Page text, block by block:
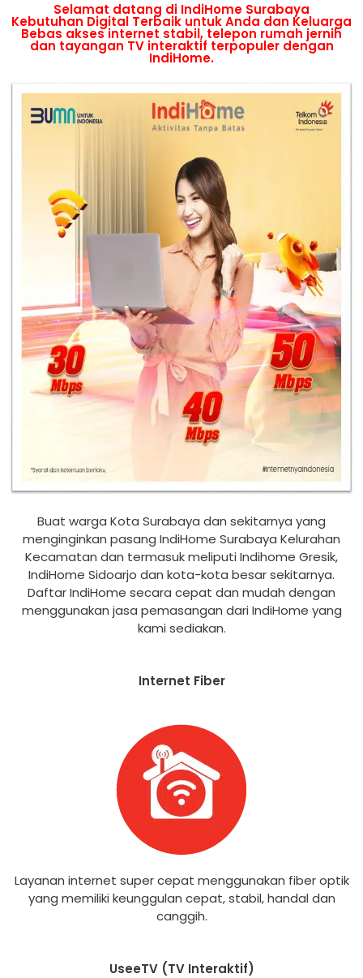
Selamat datang di IndiHome Surabaya
Kebutuhan Digital Terbaik untuk Anda dan Keluarga
Bebas akses internet stabil, telepon rumah jernih
dan tayangan TV interaktif terpopuler dengan
IndiHome.
Buat warga Kota Surabaya dan sekitarnya yang
menginginkan pasang IndiHome Surabaya Kelurahan
Kecamatan dan termasuk meliputi Indihome Gresik,
IndiHome Sidoarjo dan kota-kota besar sekitarnya.
Daftar IndiHome secara cepat dan mudah dengan
menggunakan jasa pemasangan dari IndiHome yang
kami sediakan.
Internet Fiber
Layanan internet super cepat menggunakan fiber optik
yang memiliki keunggulan cepat, stabil, handal dan
canggih.
UseeTV (TV Interaktif)